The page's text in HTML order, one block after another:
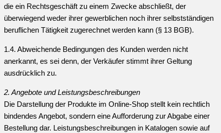
die ein Rechtsgeschäft zu einem Zwecke abschließt, der
überwiegend weder ihrer gewerblichen noch ihrer selbstständigen
beruflichen Tätigkeit zugerechnet werden kann (§ 13 BGB).
1.4. Abweichende Bedingungen des Kunden werden nicht
anerkannt, es sei denn, der Verkäufer stimmt ihrer Geltung
ausdrücklich zu.
2. Angebote und Leistungsbeschreibungen
Die Darstellung der Produkte im Online-Shop stellt kein rechtlich
bindendes Angebot, sondern eine Aufforderung zur Abgabe einer
Bestellung dar. Leistungsbeschreibungen in Katalogen sowie auf